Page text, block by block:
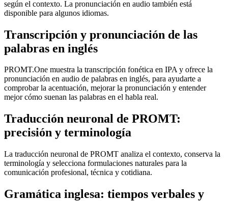
según el contexto. La pronunciación en audio también está
disponible para algunos idiomas.
Transcripción y pronunciación de las
palabras en inglés
PROMT.One muestra la transcripción fonética en IPA y ofrece la
pronunciación en audio de palabras en inglés, para ayudarte a
comprobar la acentuación, mejorar la pronunciación y entender
mejor cómo suenan las palabras en el habla real.
Traducción neuronal de PROMT:
precisión y terminología
La traducción neuronal de PROMT analiza el contexto, conserva la
terminología y selecciona formulaciones naturales para la
comunicación profesional, técnica y cotidiana.
Gramática inglesa: tiempos verbales y